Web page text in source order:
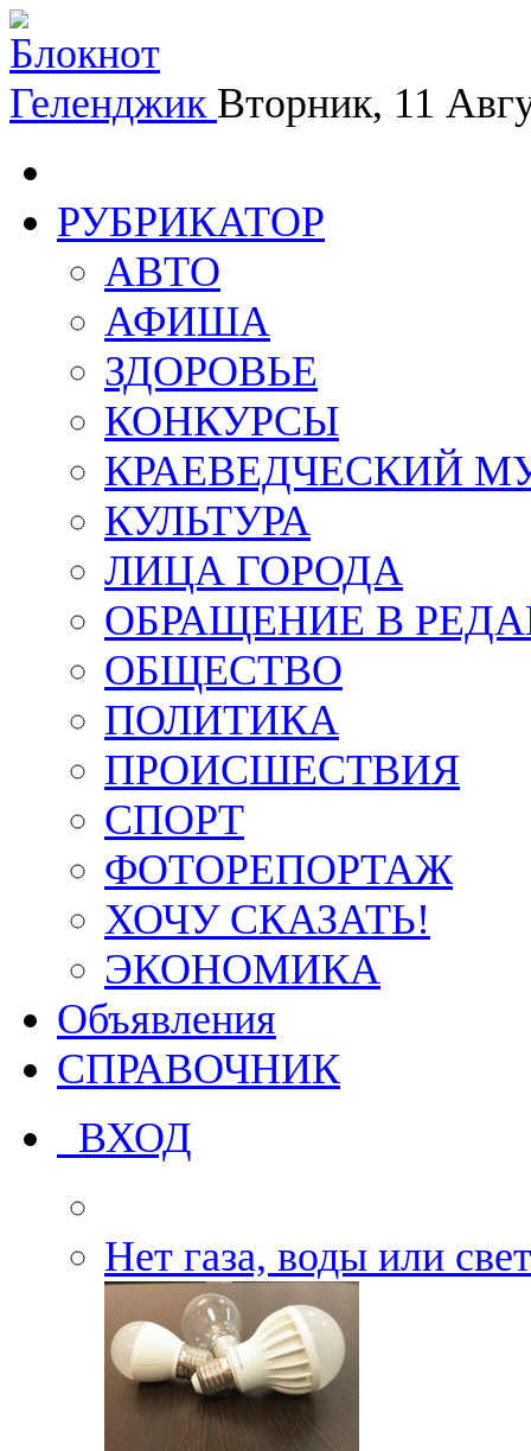
Геленджик Вторник, 11
РУБРИКАТОР
АВТО
АФИША
ЗДОРОВЬЕ
КОНКУРСЫ
КРАЕВЕДЧЕСКИЙ
КУЛЬТУРА
ЛИЦА ГОРОДА
ОБРАЩЕНИЕ В
ОБЩЕСТВО
ПОЛИТИКА
ПРОИСШЕСТВИЯ
СПОРТ
ФОТОРЕПОРТАЖ
ХОЧУ СКАЗАТЬ!
ЭКОНОМИКА
Объявления
СПРАВОЧНИК
ВХОД
Нет газа, воды или